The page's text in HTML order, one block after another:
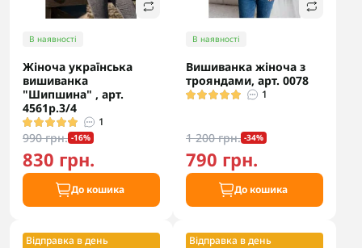
В наявності
Жіноча українська
вишиванка
"Шипшина" , арт.
4561р.3/4
1
990 грн. -16%
830 грн.
До кошика
В наявності
Вишиванка жіноча з
трояндами, арт. 0078
1
1 200 грн. -34%
790 грн.
До кошика
Відправка в день
Відправка в день